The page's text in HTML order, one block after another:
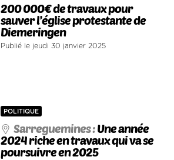
200 000€ de travaux pour
sauver l’église protestante de
Diemeringen
Publié le jeudi 30 janvier 2025
POLITIQUE
Sarreguemines :Une année
2024 riche en travaux qui va se
poursuivre en 2025